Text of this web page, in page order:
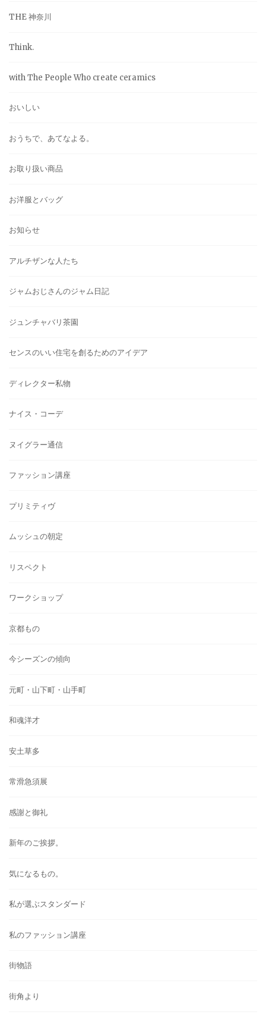
THE 神奈川
Think.
with The People Who create ceramics
おいしい
おうちで、あてなよる。
お取り扱い商品
お洋服とバッグ
お知らせ
アルチザンな人たち
ジャムおじさんのジャム日記
ジュンチャバリ茶園
センスのいい住宅を創るためのアイデア
ディレクター私物
ナイス・コーデ
ヌイグラー通信
ファッション講座
プリミティヴ
ムッシュの朝定
リスペクト
ワークショップ
京都もの
今シーズンの傾向
元町・山下町・山手町
和魂洋才
安土草多
常滑急須展
感謝と御礼
新年のご挨拶。
気になるもの。
私が選ぶスタンダード
私のファッション講座
街物語
街角より